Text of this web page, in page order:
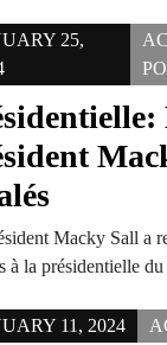
25,
Macky Sall a
à la présidentielle
11, 2024